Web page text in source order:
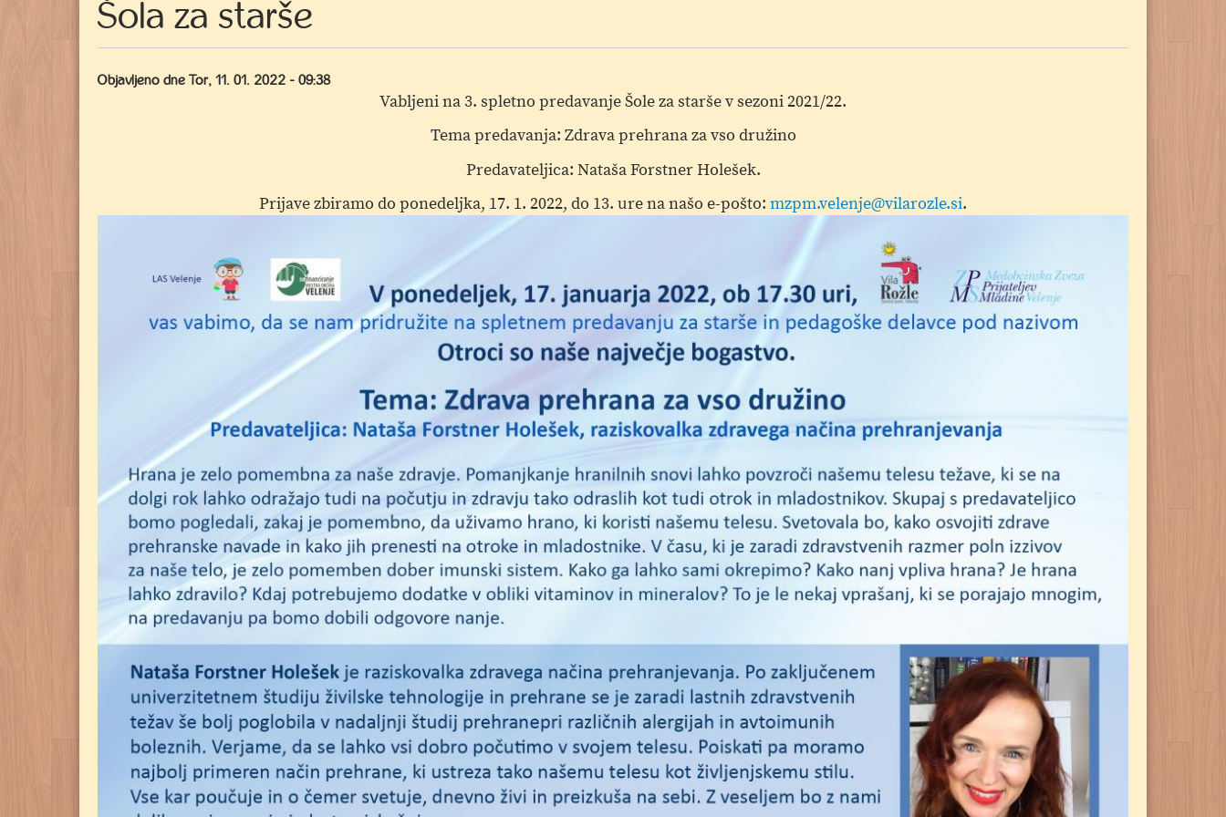
Šola za starše
Objavljeno dne Tor, 11. 01. 2022 - 09:38
Vabljeni na 3. spletno predavanje Šole za starše v sezoni 2021/22.
Tema predavanja: Zdrava prehrana za vso družino
Predavateljica: Nataša Forstner Holešek.
Prijave zbiramo do ponedeljka, 17. 1. 2022, do 13. ure na našo e-pošto: mzpm.velenje@vilarozle.si.